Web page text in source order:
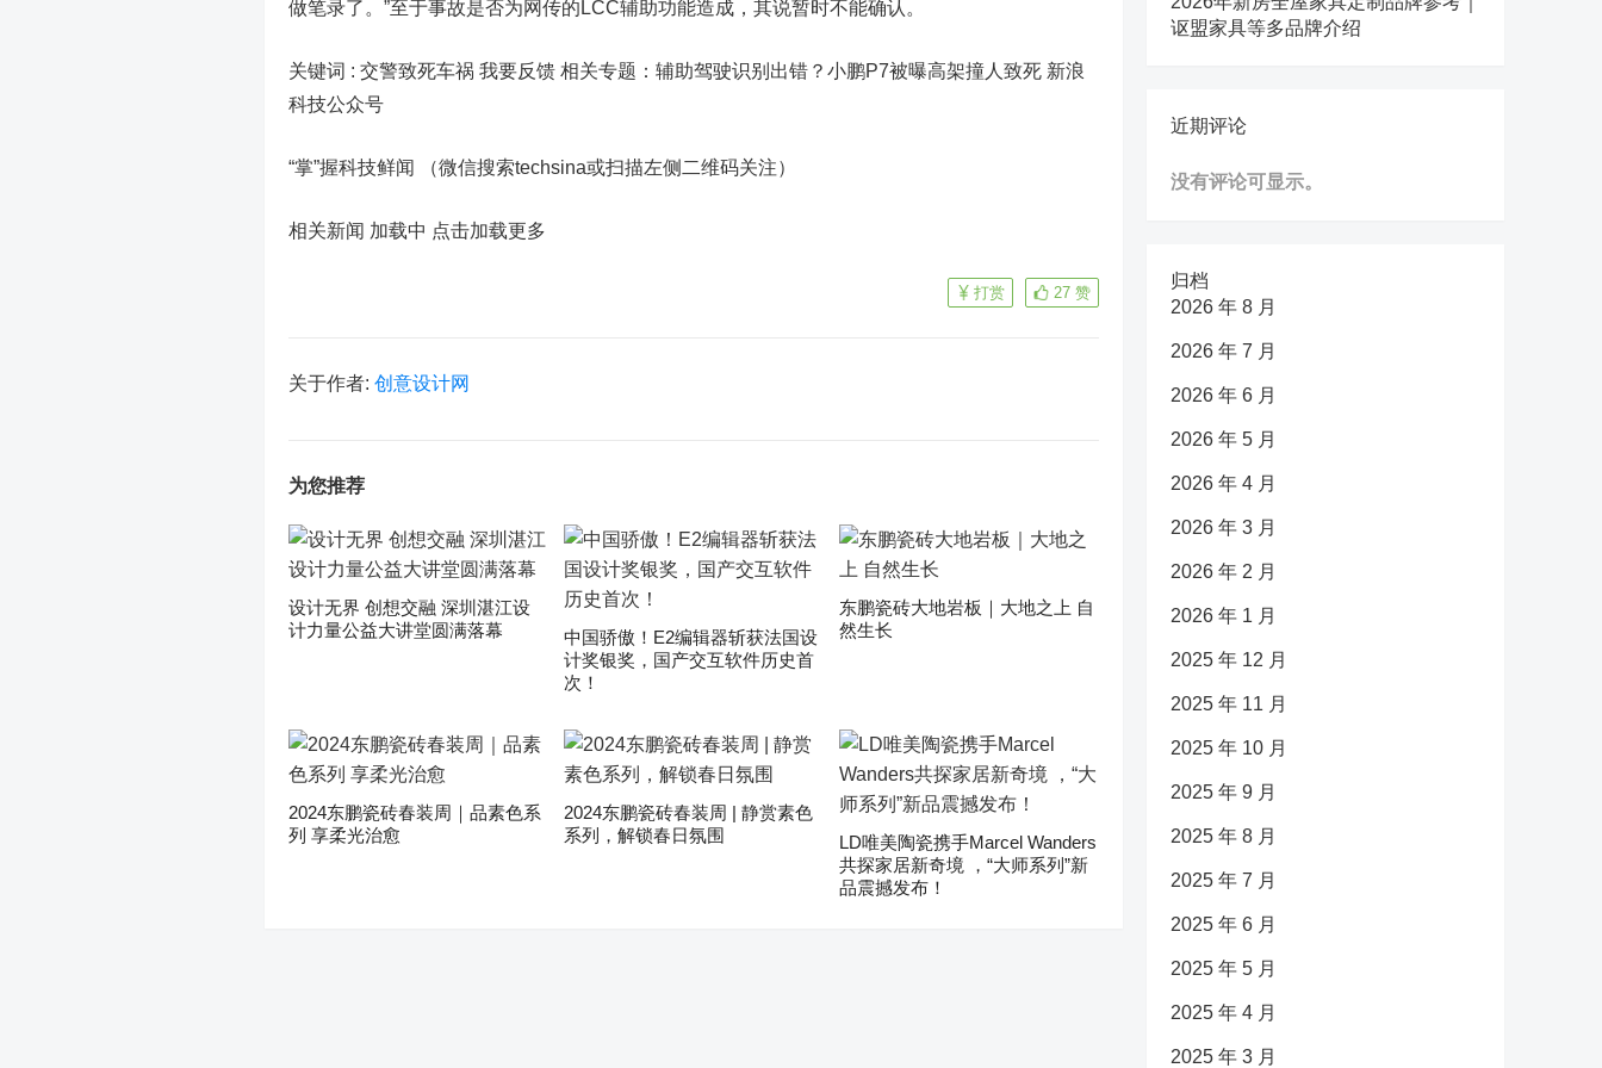
做笔录了。”至于事故是否为网传的LCC辅助功能造成，其说暂时不能确认。
关键词 : 交警致死车祸 我要反馈 相关专题： 辅助驾驶识别出错？小鹏P7被曝高架撞人致死 新浪
科技公众号
“掌”握科技鲜闻 （微信搜索techsina或扫描左侧二维码关注）
相关新闻 加载中 点击加载更多
27 赞
打赏
关于作者: 创意设计网
为您推荐
设计无界 创想交融 深圳湛江设
计力量公益大讲堂圆满落幕
中国骄傲！E2编辑器斩获法国设
计奖银奖，国产交互软件历史首
次！
东鹏瓷砖大地岩板｜大地之上 自
然生长
2024东鹏瓷砖春装周｜品素色系
列 享柔光治愈
2024东鹏瓷砖春装周 | 静赏素色
系列，解锁春日氛围
LD唯美陶瓷携手Marcel Wanders
共探家居新奇境 ，“大师系列”新
品震撼发布！
讴盟家具等多品牌介绍
近期评论
没有评论可显示。
归档
2026 年 8 月
2026 年 7 月
2026 年 6 月
2026 年 5 月
2026 年 4 月
2026 年 3 月
2026 年 2 月
2026 年 1 月
2025 年 12 月
2025 年 11 月
2025 年 10 月
2025 年 9 月
2025 年 8 月
2025 年 7 月
2025 年 6 月
2025 年 5 月
2025 年 4 月
2025 年 3 月